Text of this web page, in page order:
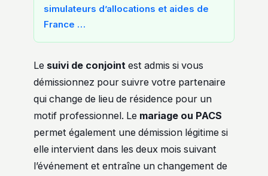
simulateurs d’allocations et aides de
France …
Le suivi de conjoint est admis si vous
démissionnez pour suivre votre partenaire
qui change de lieu de résidence pour un
motif professionnel. Le mariage ou PACS
permet également une démission légitime si
elle intervient dans les deux mois suivant
l’événement et entraîne un changement de